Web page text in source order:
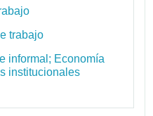
trabajo
informal; Economía
institucionales